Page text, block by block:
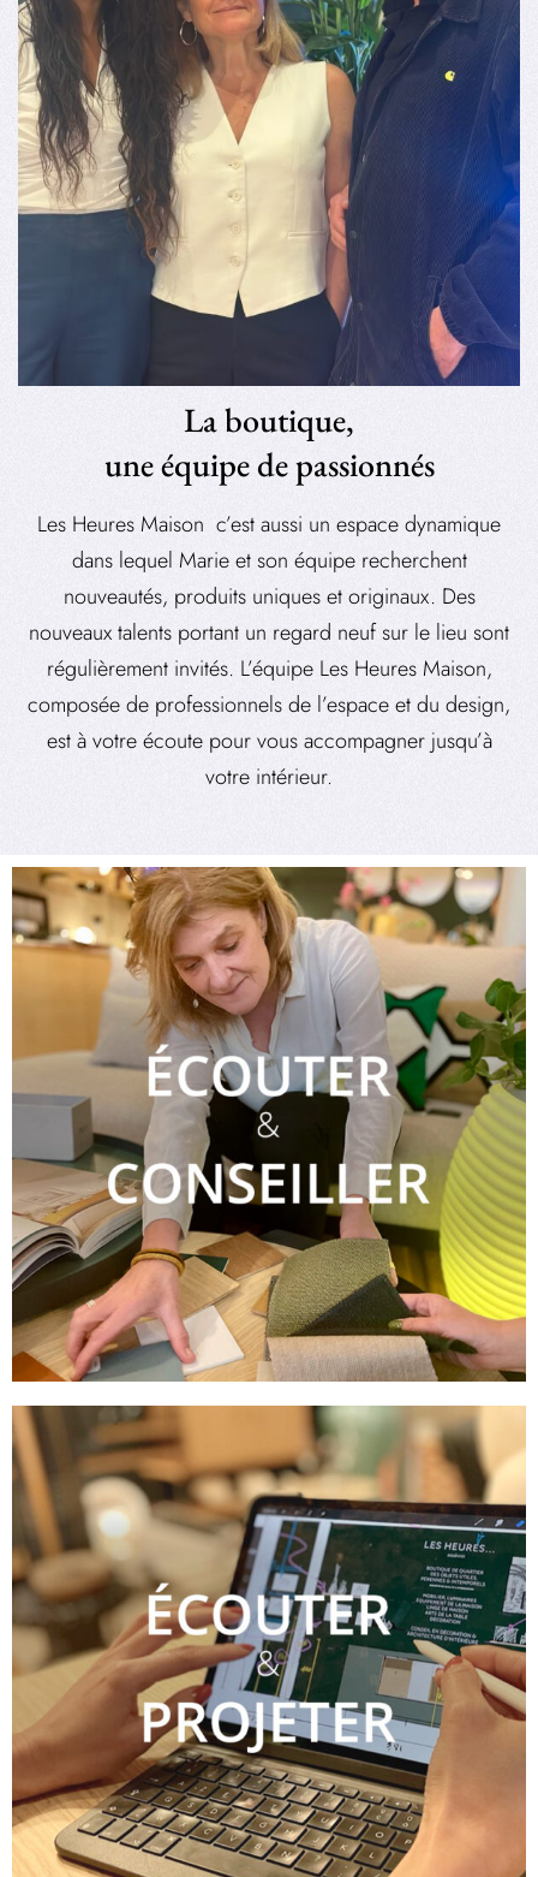
La boutique,
une équipe de passionnés
Les Heures Maison c’est aussi un espace dynamique
dans lequel Marie et son équipe recherchent
nouveautés, produits uniques et originaux. Des
nouveaux talents portant un regard neuf sur le lieu sont
régulièrement invités. L’équipe Les Heures Maison,
composée de professionnels de l’espace et du design,
est à votre écoute pour vous accompagner jusqu’à
votre intérieur.